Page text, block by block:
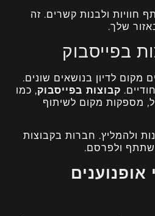
חוויות ולבנות קשרים. זה
שלך.
בפייסבוק
מקום לדיון בנושאים שונים.
קבוצות בפייסבוק, כמו
מספקות מקום לשיתוף
ולהמליץ. חברות בקבוצות
ולפרסם.